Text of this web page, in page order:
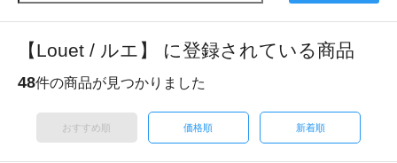
【Louet / ルエ】 に登録されている商品
48件の商品が見つかりました
おすすめ順 価格順 新着順